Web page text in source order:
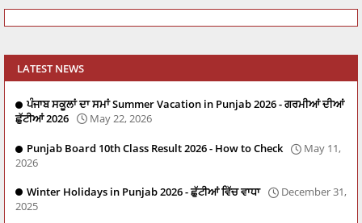
LATEST NEWS
ਪੰਜਾਬ ਸਕੂਲਾਂ ਦਾ ਸਮਾਂ Summer Vacation in Punjab 2026 - ਗਰਮੀਆਂ ਦੀਆਂ
ਛੁੱਟੀਆਂ 2026
May 22, 2026
Punjab Board 10th Class Result 2026 - How to Check
May 11,
2026
Winter Holidays in Punjab 2026 - ਛੁੱਟੀਆਂ ਵਿੱਚ ਵਾਧਾ
December 31,
2025